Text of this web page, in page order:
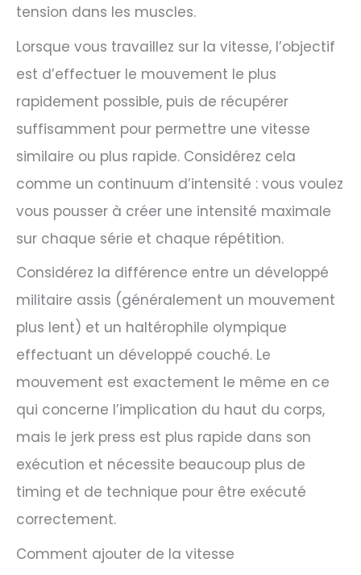
tension dans les muscles.
Lorsque vous travaillez sur la vitesse, l’objectif
est d’effectuer le mouvement le plus
rapidement possible, puis de récupérer
suffisamment pour permettre une vitesse
similaire ou plus rapide. Considérez cela
comme un continuum d’intensité : vous voulez
vous pousser à créer une intensité maximale
sur chaque série et chaque répétition.
Considérez la différence entre un développé
militaire assis (généralement un mouvement
plus lent) et un haltérophile olympique
effectuant un développé couché. Le
mouvement est exactement le même en ce
qui concerne l’implication du haut du corps,
mais le jerk press est plus rapide dans son
exécution et nécessite beaucoup plus de
timing et de technique pour être exécuté
correctement.
Comment ajouter de la vitesse